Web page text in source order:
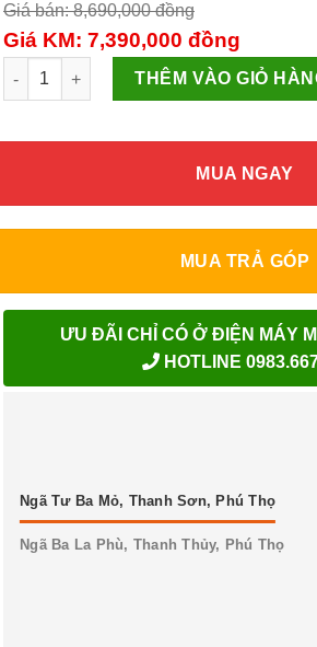
Giá bán: 8,690,000đồng
Giá KM: 7,390,000 đồng
Máy giặt Inverter 8 Kg Electrolux
THÊM VÀO GIỎ
MUA NGAY
MUA TRẢ GÓP
ƯU ĐÃI CHỈ CÓ Ở ĐIỆN MÁY
HOTLINE
Ngã Tư Ba Mỏ, Thanh Sơn, Phú Thọ
Ngã Ba La Phù, Thanh Thủy, Phú Thọ